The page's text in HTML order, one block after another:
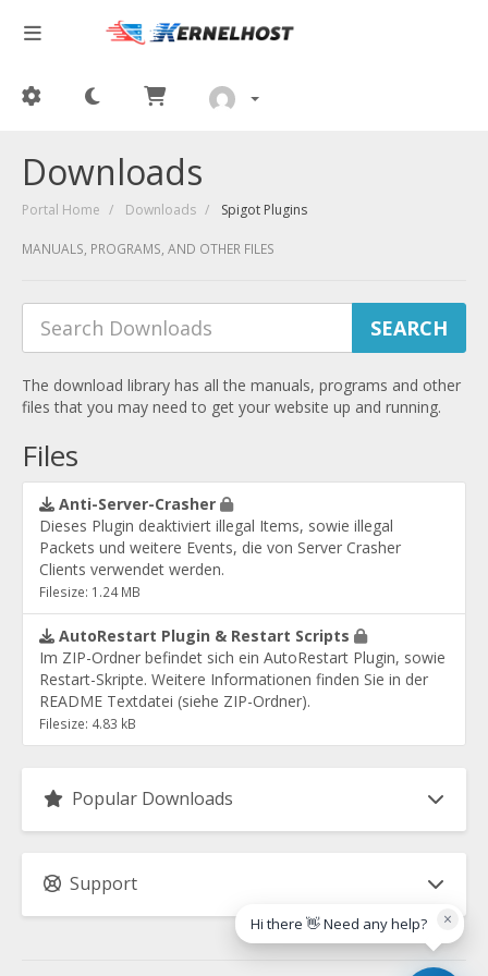
Downloads
Portal Home Downloads Spigot Plugins
MANUALS, PROGRAMS, AND OTHER FILES
The download library has all the manuals, programs and other
files that you may need to get your website up and running.
Files
Anti-Server-Crasher
Dieses Plugin deaktiviert illegal Items, sowie illegal
Packets und weitere Events, die von Server Crasher
Clients verwendet werden.
Filesize: 1.24 MB
AutoRestart Plugin & Restart Scripts
Im ZIP-Ordner befindet sich ein AutoRestart Plugin, sowie
Restart-Skripte. Weitere Informationen finden Sie in der
README Textdatei (siehe ZIP-Ordner).
Filesize: 4.83 kB
Popular Downloads
Support
×
Hi there 👋 Need any help?